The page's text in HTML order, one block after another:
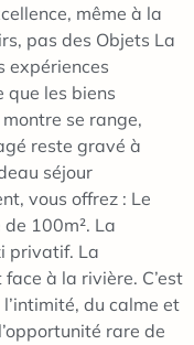
même à la
pas des Objets La
expériences
que les biens
se range,
reste gravé à
séjour
vous offrez : Le
100m². La
privatif. La
à la rivière. C’est
l’intimité, du calme et
rare de